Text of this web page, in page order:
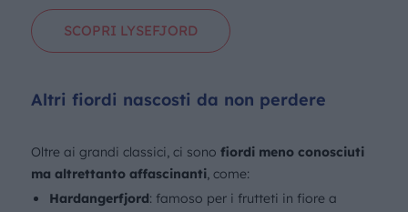
SCOPRI LYSEFJORD
Altri fiordi nascosti da non perdere
Oltre ai grandi classici, ci sono fiordi meno conosciuti
ma altrettanto affascinanti, come:
Hardangerfjord: famoso per i frutteti in fiore a